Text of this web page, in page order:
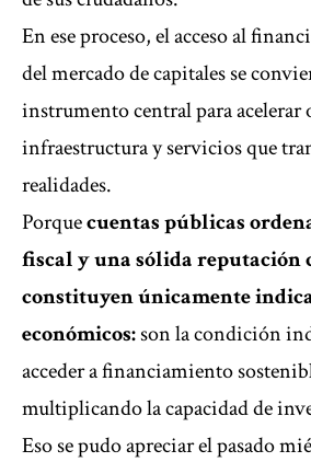
En ese proceso, el acceso al
del mercado de capitales se
instrumento central para acelerar
infraestructura y servicios que
realidades.
Porquecuentas públicas
fiscal y una sólida reputación
constituyen únicamente
económicos:son la condición
acceder a financiamiento
multiplicando la capacidad de
Eso se pudo apreciar el pasado